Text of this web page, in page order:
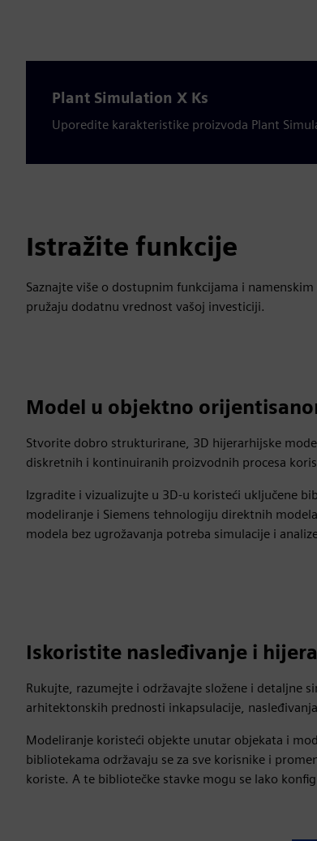
Plant Simulation X Ks
Uporedite karakteristike proizvoda Plant
Istražite funkcije
Saznajte više o dostupnim funkcijama i
pružaju dodatnu vrednost vašoj investiciji.
Model u objektno
Stvorite dobro strukturirane, 3D hijerarhijske
diskretnih i kontinuiranih proizvodnih procesa
Izgradite i vizualizujte u 3D-u koristeći uključene
modeliranje i Siemens tehnologiju direktnih
modela bez ugrožavanja potreba simulacije i
Iskoristite nasleđivanje i
Rukujte, razumejte i održavajte složene i detaljne
arhitektonskih prednosti inkapsulacije,
Modeliranje koristeći objekte unutar objekata i
bibliotekama održavaju se za sve korisnike i
koriste. A te bibliotečke stavke mogu se lako